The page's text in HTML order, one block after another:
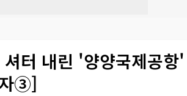
터 내린 '양양국제공
자③]